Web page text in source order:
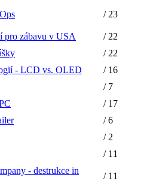
/ 23
pro zábavu v USA
/ 22
/ 22
- LCD vs. OLED
/ 16
/ 7
/ 17
/ 6
/ 2
/ 11
- destrukce in
/ 11